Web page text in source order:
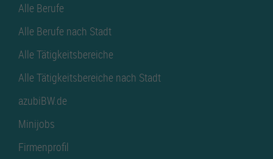
Alle Berufe
Alle Berufe nach Stadt
Alle Tätigkeitsbereiche
Alle Tätigkeitsbereiche nach Stadt
azubiBW.de
Minijobs
Firmenprofil